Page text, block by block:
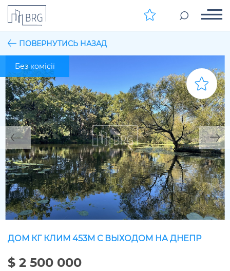
ПОВЕРНУТИСЬ НАЗАД
Без комісії
ДОМ КГ КЛИМ 453М С ВЫХОДОМ НА ДНЕПР
$ 2 500 000